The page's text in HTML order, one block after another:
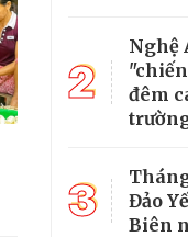
2
Nghệ
đêm
3
Đảo
Biên